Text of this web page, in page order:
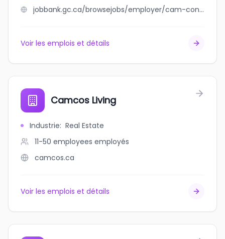
jobbank.gc.ca/browsejobs/employer/cam-concept+inc./ca
Voir les emplois et détails
Camcos Living
Industrie: Real Estate
11-50 employees employés
camcos.ca
Voir les emplois et détails